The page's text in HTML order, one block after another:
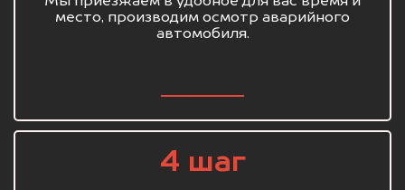
место, производим осмотр аварийного
автомобиля.
4 шаг